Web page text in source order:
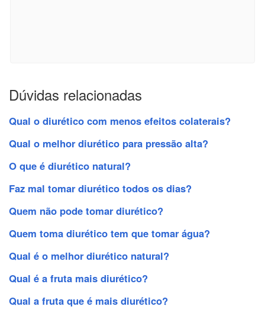
Dúvidas relacionadas
Qual o diurético com menos efeitos colaterais?
Qual o melhor diurético para pressão alta?
O que é diurético natural?
Faz mal tomar diurético todos os dias?
Quem não pode tomar diurético?
Quem toma diurético tem que tomar água?
Qual é o melhor diurético natural?
Qual é a fruta mais diurético?
Qual a fruta que é mais diurético?